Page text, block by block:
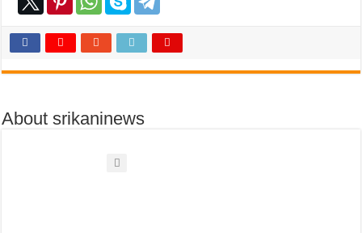
About srikaninews